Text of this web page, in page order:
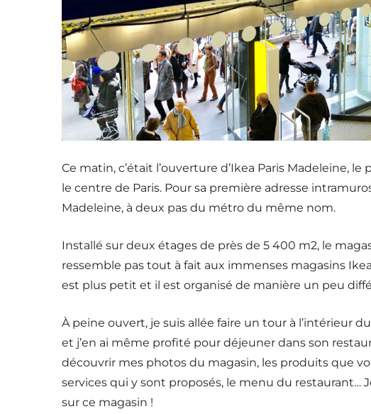
Ce matin, c’était l’ouverture d’Ikea Paris Madeleine,
le centre de Paris. Pour sa première adresse
Madeleine, à deux pas du métro du même nom.
Installé sur deux étages de près de 5 400 m2, le
ressemble pas tout à fait aux immenses magasins
est plus petit et il est organisé de manière un peu
À peine ouvert, je suis allée faire un tour à l’intérieur
et j’en ai même profité pour déjeuner dans son
découvrir mes photos du magasin, les produits que
services qui y sont proposés, le menu du restaurant…
sur ce magasin !